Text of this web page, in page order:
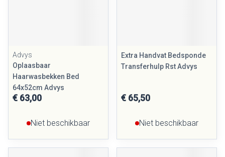
Advys
Oplaasbaar
Haarwasbekken Bed
64x52cm Advys
€ 63,00
Niet beschikbaar
Extra Handvat Bedsponde
Transferhulp Rst Advys
€ 65,50
Niet beschikbaar